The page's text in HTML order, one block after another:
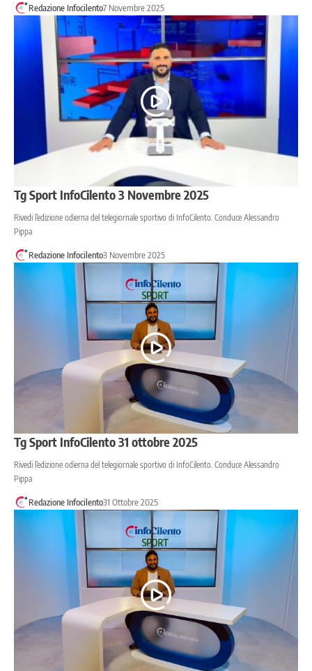
Redazione Infocilento7 Novembre 2025
Tg Sport InfoCilento 3 Novembre 2025
Rivedi l’edizione odierna del telegiornale sportivo di InfoCilento. Conduce Alessandro
Pippa
Redazione Infocilento3 Novembre 2025
Tg Sport InfoCilento 31 ottobre 2025
Rivedi l’edizione odierna del telegiornale sportivo di InfoCilento. Conduce Alessandro
Pippa
Redazione Infocilento31 Ottobre 2025